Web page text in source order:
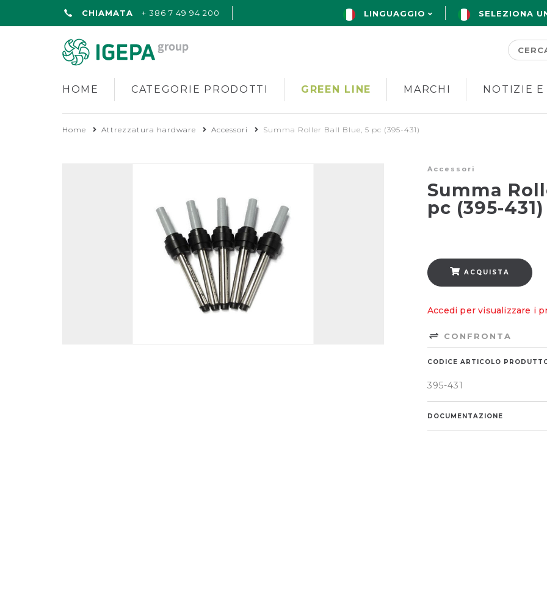
CHIAMATA + 386 7 49 94 200 LINGUAGGIO SELEZIONA
HOME CATEGORIE PRODOTTI GREEN LINE MARCHI NOTIZIE E
Home Attrezzatura hardware Accessori Summa Roller Ball Blue, 5 pc (395-431)
Accessori
Summa
pc (395-431)
ACQUISTA
Accedi per visualizzare i
CONFRONTA
CODICE ARTICOLO
395-431
DOCUMENTAZIONE